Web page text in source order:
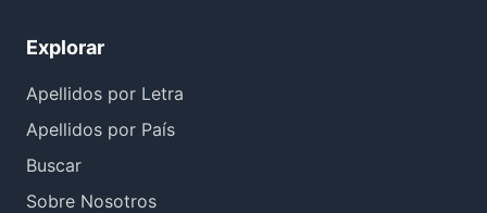
Explorar
Apellidos por Letra
Apellidos por País
Buscar
Sobre Nosotros